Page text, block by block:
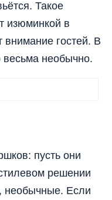
Такое
изюминкой в
внимание гостей. В
весьма необычно.
пусть они
решении
Если